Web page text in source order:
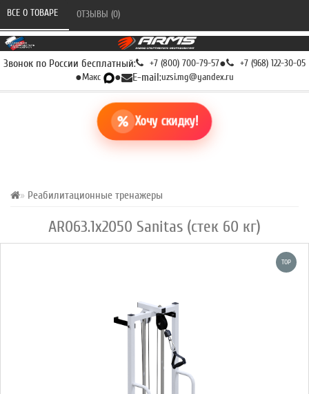
Звонок по России бесплатный: +7 (800) 700-79-57● +7 (968) 122-30-05
●Макс ● E-mail:uzsi.mg@yandex.ru
Хочу скидку!
Реабилитационные тренажеры
AR063.1х2050 Sanitas (стек 60 кг)
ВСЕ О ТОВАРЕ ОТЗЫВЫ (0)
TOP